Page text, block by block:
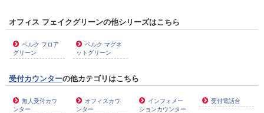
オフィス フェイクグリーンの他シリーズはこちら
ベルク フロア
グリーン
ベルク マグネ
ットグリーン
受付カウンターの他カテゴリはこちら
無人受付カウ
ンター
オフィスカウ
ンター
インフォメー
ションカウンター
受付電話台